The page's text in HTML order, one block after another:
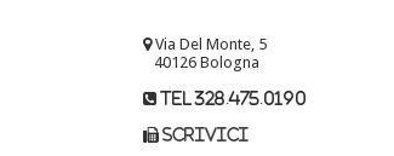
Via Del Monte, 5
40126 Bologna
tel 328.475.0190
scrivici